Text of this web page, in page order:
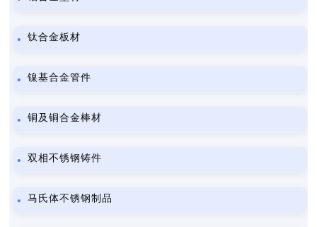
钛合金板材
镍基合金管件
铜及铜合金棒材
双相不锈钢铸件
马氏体不锈钢制品